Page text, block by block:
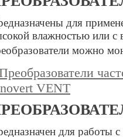
для
влажностью или с
можно
для работы